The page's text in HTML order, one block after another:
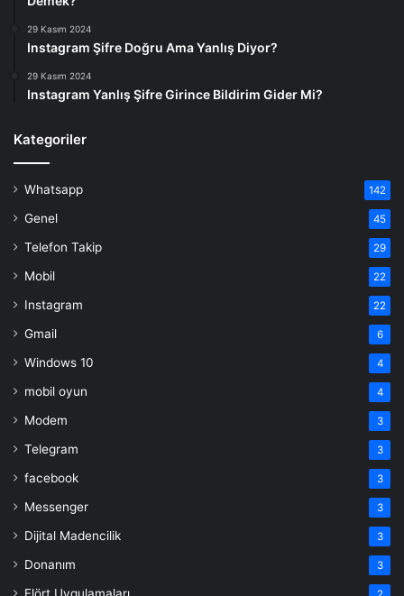
29 Kasım 2024
Instagram Şifre Doğru Ama Yanlış Diyor?
29 Kasım 2024
Instagram Yanlış Şifre Girince Bildirim Gider Mi?
Kategoriler
Whatsapp 142
Genel 45
Telefon Takip 29
Mobil 22
Instagram 22
Gmail 6
Windows 10 4
mobil oyun 4
Modem 3
Telegram 3
facebook 3
Messenger 3
Dijital Madencilik 3
Donanım 3
Flört Uygulamaları